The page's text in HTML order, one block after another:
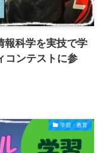
報科学を実技で学
コンテストに参
学習・教育